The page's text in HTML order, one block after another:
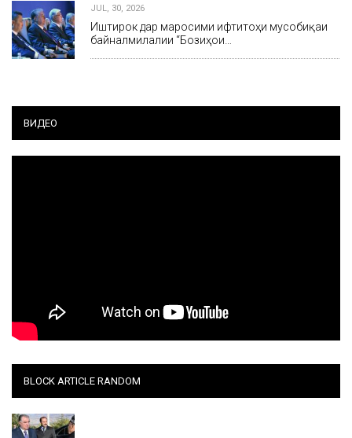
JUL, 30, 2026
Иштирок дар маросими ифтитоҳи мусобиқаи
байналмилалии “Бозиҳои…
ВИДЕО
BLOCK ARTICLE RANDOM